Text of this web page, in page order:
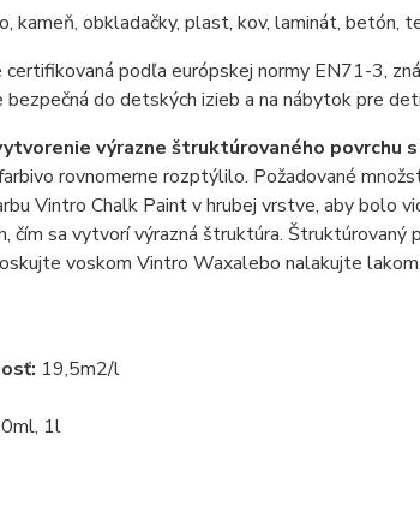
kameň, obkladačky, plast, kov, laminát, betón,
podľa európskej normy EN71-3,
bezpečná do detských izieb a na nábytok pre
výrazne štruktúrovaného povrchu
rovnomerne rozptýlilo. Požadované
Vintro Chalk Paint v hrubej vrstve, aby bolo
čím sa vytvorí výrazná štruktúra. Štruktúrovaný
voskom Vintro Waxalebo nalakujte lakom.
19,5m2/l
1l